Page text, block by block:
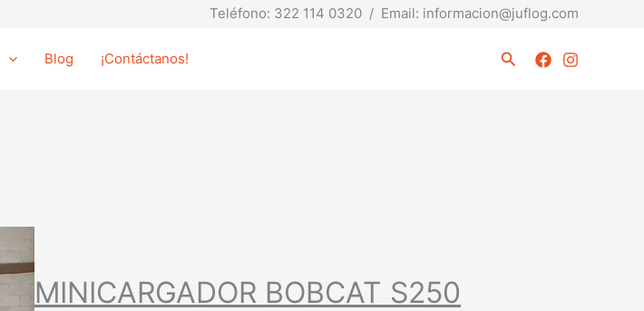
Teléfono: 322 114 0320 / Email: informacion@juflog.com
Blog ¡Contáctanos! Buscar
MINICARGADOR BOBCAT S250